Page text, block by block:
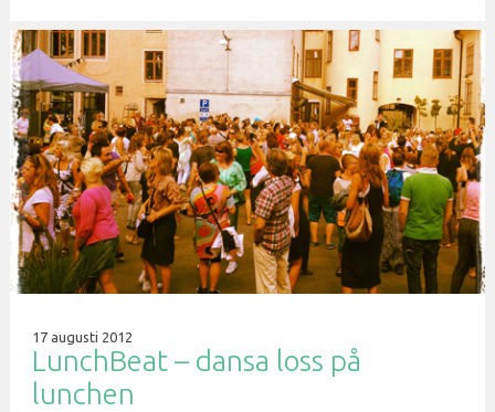
17 augusti 2012
LunchBeat – dansa loss på
lunchen